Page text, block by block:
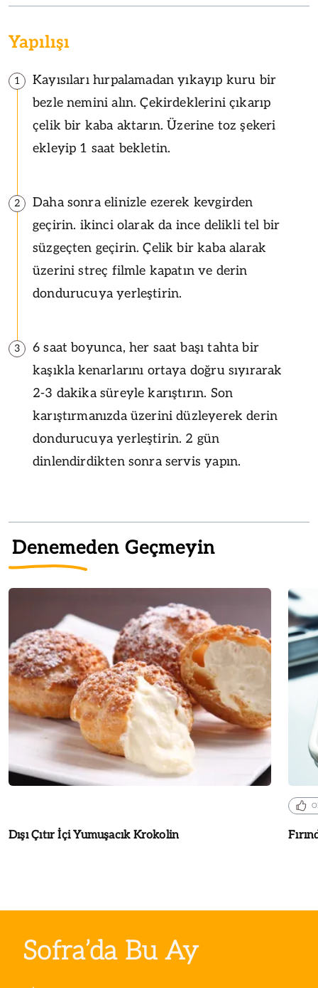
Yapılışı
1
Kayısıları hırpalamadan yıkayıp kuru bir
bezle nemini alın. Çekirdeklerini çıkarıp
çelik bir kaba aktarın. Üzerine toz şekeri
ekleyip 1 saat bekletin.
2
Daha sonra elinizle ezerek kevgirden
geçirin. ikinci olarak da ince delikli tel bir
süzgeçten geçirin. Çelik bir kaba alarak
üzerini streç filmle kapatın ve derin
dondurucuya yerleştirin.
3
6 saat boyunca, her saat başı tahta bir
kaşıkla kenarlarını ortaya doğru sıyırarak
2-3 dakika süreyle karıştırın. Son
karıştırmanızda üzerini düzleyerek derin
dondurucuya yerleştirin. 2 gün
dinlendirdikten sonra servis yapın.
Denemeden Geçmeyin
Dışı Çıtır İçi Yumuşacık Krokolin
Sofra’da Bu Ay